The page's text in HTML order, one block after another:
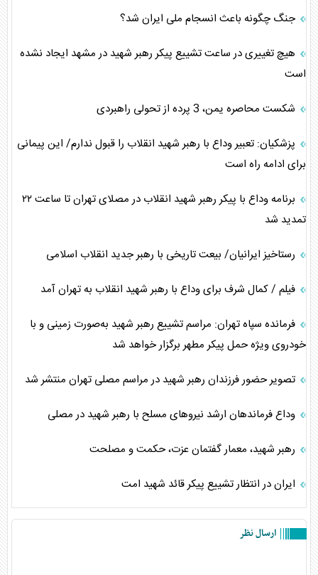
جنگ چگونه باعث انسجام ملی ایران شد؟
هیچ تغییری در ساعت تشییع پیکر رهبر شهید در مشهد ایجاد نشده
است
شکست محاصره یمن، 3 پرده از تحولی راهبردی
پزشکیان: تعبیر وداع با رهبر شهید انقلاب را قبول ندارم/ این پیمانی
برای ادامه راه است
برنامه وداع با پیکر رهبر شهید انقلاب در مصلای تهران تا ساعت ۲۲
تمدید شد
رستاخیز ایرانیان/ بیعت تاریخی با رهبر جدید انقلاب اسلامی
فیلم / کمال شرف برای وداع با رهبر شهید انقلاب به تهران آمد
فرمانده سپاه تهران: مراسم تشییع رهبر شهید به‌صورت زمینی و با
خودروی ویژه حمل پیکر مطهر برگزار خواهد شد
تصویر حضور فرزندان رهبر شهید در مراسم مصلی تهران منتشر شد
وداع فرماندهان ارشد نیروهای مسلح با رهبر شهید در مصلی
رهبر شهید، معمار گفتمان عزت، حکمت و مصلحت
ایران در انتظار تشییع پیکر قائد شهید امت
ارسال نظر